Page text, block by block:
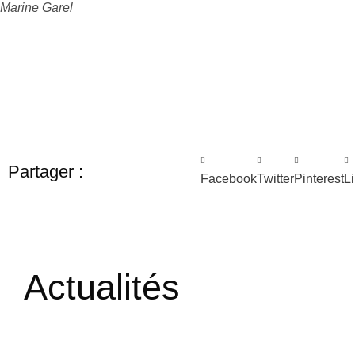
Marine Garel
Partager : FacebookTwitterPinterest
Actualités